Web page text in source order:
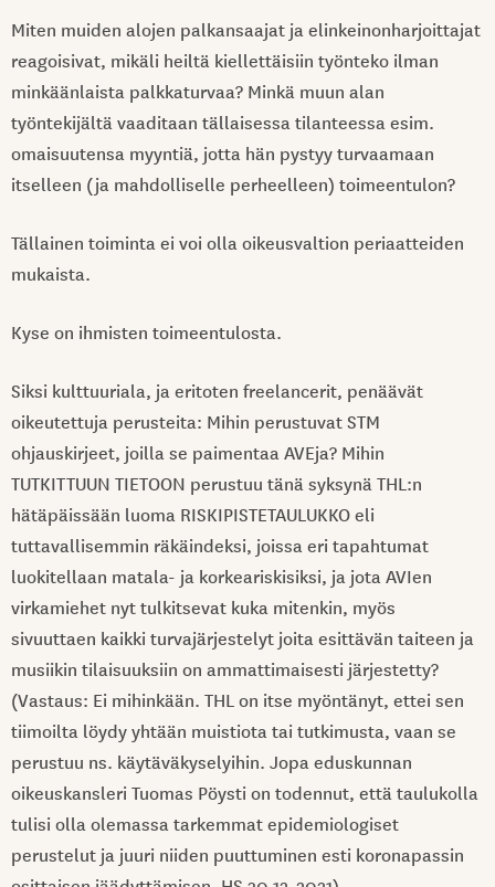
Miten muiden alojen palkansaajat ja elinkeinonharjoittajat
reagoisivat, mikäli heiltä kiellettäisiin työnteko ilman
minkäänlaista palkkaturvaa? Minkä muun alan
työntekijältä vaaditaan tällaisessa tilanteessa esim.
omaisuutensa myyntiä, jotta hän pystyy turvaamaan
itselleen (ja mahdolliselle perheelleen) toimeentulon?
Tällainen toiminta ei voi olla oikeusvaltion periaatteiden
mukaista.
Kyse on ihmisten toimeentulosta.
Siksi kulttuuriala, ja eritoten freelancerit, penäävät
oikeutettuja perusteita: Mihin perustuvat STM
ohjauskirjeet, joilla se paimentaa AVEja? Mihin
TUTKITTUUN TIETOON perustuu tänä syksynä THL:n
hätäpäissään luoma RISKIPISTETAULUKKO eli
tuttavallisemmin räkäindeksi, joissa eri tapahtumat
luokitellaan matala- ja korkeariskisiksi, ja jota AVIen
virkamiehet nyt tulkitsevat kuka mitenkin, myös
sivuuttaen kaikki turvajärjestelyt joita esittävän taiteen ja
musiikin tilaisuuksiin on ammattimaisesti järjestetty?
(Vastaus: Ei mihinkään. THL on itse myöntänyt, ettei sen
tiimoilta löydy yhtään muistiota tai tutkimusta, vaan se
perustuu ns. käytäväkyselyihin. Jopa eduskunnan
oikeuskansleri Tuomas Pöysti on todennut, että taulukolla
tulisi olla olemassa tarkemmat epidemiologiset
perustelut ja juuri niiden puuttuminen esti koronapassin